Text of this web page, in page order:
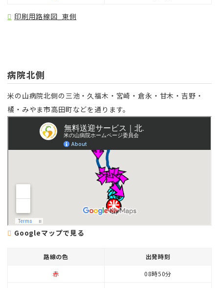
印刷用路線図_東側
病院北側
米の山病院北側の三池・久福木・宮崎・倉永・甘木・吉野・
橘・みやま市高田町などを通ります。
Googleマップで見る
路線の色 出発時刻
赤 08時50分